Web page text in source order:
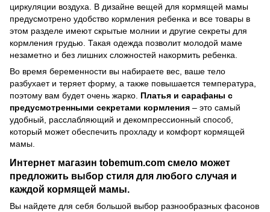
циркуляции воздуха. В дизайне вещей для кормящей мамы
предусмотрено удобство кормления ребенка и все товары в
этом разделе имеют скрытые молнии и другие секреты для
кормления грудью. Такая одежда позволит молодой маме
незаметно и без лишних сложностей накормить ребенка.
Во время беременности вы набираете вес, ваше тело
разбухает и теряет форму, а также повышается температура,
поэтому вам будет очень жарко. Платья и сарафаны с
предусмотренными секретами кормления – это самый
удобный, расслабляющий и декомпрессионный способ,
который может обеспечить прохладу и комфорт кормящей
мамы.
Интернет магазин tobemum.com смело может
предложить выбор стиля для любого случая и
каждой кормящей мамы.
Вы найдете для себя большой выбор разнообразных фасонов